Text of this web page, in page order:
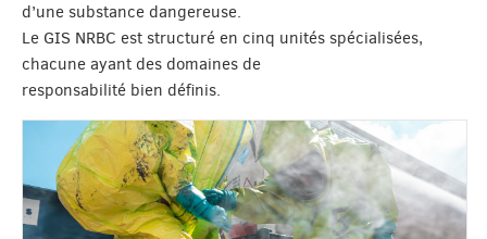
d’une substance dangereuse.
Le GIS NRBC est structuré en cinq unités spécialisées,
chacune ayant des domaines de
responsabilité bien définis.